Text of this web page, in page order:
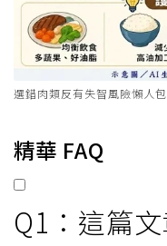
選錯肉類反有失智風險懶人
精華 FAQ
Q1：這篇